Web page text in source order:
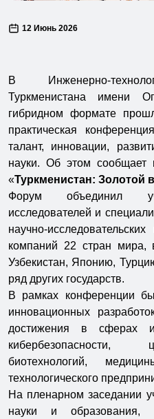
12 Июнь 2026
В Инженерно-
Туркменистана имени
гибридном формате
практическая
талант, инновации,
науки. Об этом сообщает
«Туркменистан: Золотой
Форум объединил
исследователей и
научно-
компаний 22 стран мира,
Узбекистан, Японию,
ряд других государств.
В рамках конференции
инновационных
достижения в сферах
кибербезопасности,
биотехнологий,
технологического
На пленарном заседании
науки и образования,